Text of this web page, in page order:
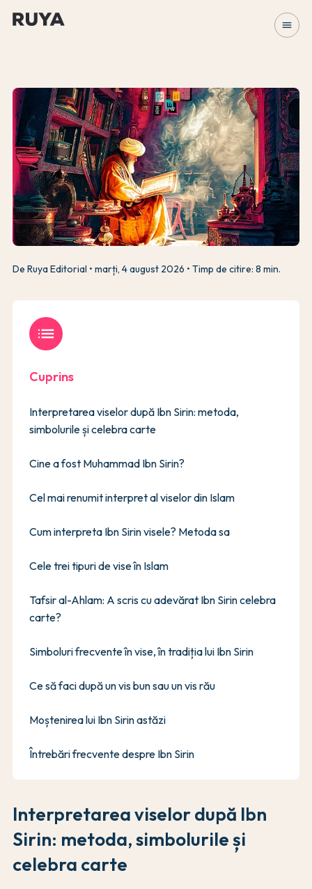
menu
De Ruya Editorial marți, 4 august 2026 Timp de citire: 8 min.
Interpretarea viselor după Ibn
Sirin: metoda, simbolurile și
celebra carte
list
Cuprins
Interpretarea viselor după Ibn Sirin: metoda,
simbolurile și celebra carte
Cine a fost Muhammad Ibn Sirin?
Cel mai renumit interpret al viselor din Islam
Cum interpreta Ibn Sirin visele? Metoda sa
Cele trei tipuri de vise în Islam
Tafsir al-Ahlam: A scris cu adevărat Ibn Sirin celebra
carte?
Simboluri frecvente în vise, în tradiția lui Ibn Sirin
Ce să faci după un vis bun sau un vis rău
Moștenirea lui Ibn Sirin astăzi
Întrebări frecvente despre Ibn Sirin